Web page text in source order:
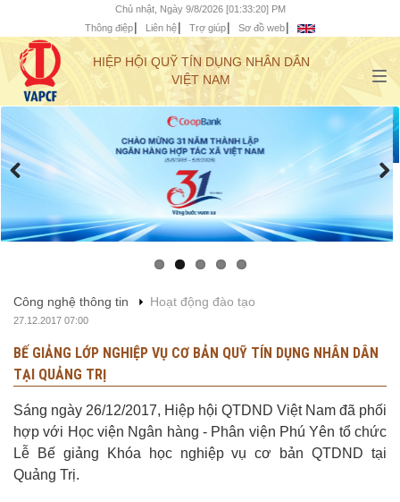
Chủ nhật, Ngày 9/8/2026 [01:33:21] PM
Thông điệp
Liên hệ Trợ giúp Sơ đồ web
HIỆP HỘI QUỸ TÍN DỤNG NHÂN DÂN
VIỆT NAM
Công nghệ thông tin Hoạt động đào tạo
27.12.2017 07:00
BẾ GIẢNG LỚP NGHIỆP VỤ CƠ BẢN QUỸ TÍN DỤNG NHÂN DÂN
TẠI QUẢNG TRỊ
Sáng ngày 26/12/2017, Hiệp hội QTDND Việt Nam đã phối
hợp với Học viện Ngân hàng - Phân viện Phú Yên tổ chức
Lễ Bế giảng Khóa học nghiệp vụ cơ bản QTDND tại
Quảng Trị.